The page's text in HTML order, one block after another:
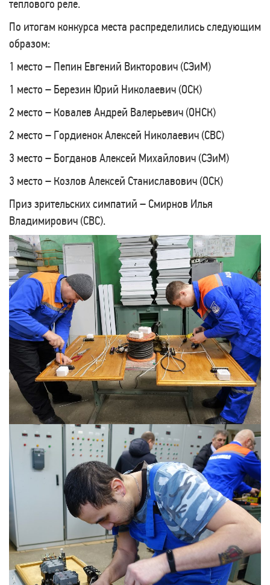
теплового реле.
По итогам конкурса места распределились следующим
образом:
1 место – Пепин Евгений Викторович (СЭиМ)
1 место – Березин Юрий Николаевич (ОСК)
2 место – Ковалев Андрей Валерьевич (ОНСК)
2 место – Гордиенок Алексей Николаевич (СВС)
3 место – Богданов Алексей Михайлович (СЭиМ)
3 место – Козлов Алексей Станиславович (ОСК)
Приз зрительских симпатий – Смирнов Илья
Владимирович (СВС).